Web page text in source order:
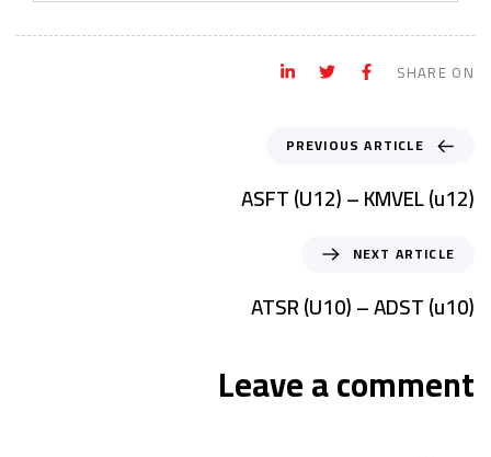
SHARE ON
PREVIOUS ARTICLE
ASFT (U12) – KMVEL (u12)
NEXT ARTICLE
ATSR (U10) – ADST (u10)
Leave a comment